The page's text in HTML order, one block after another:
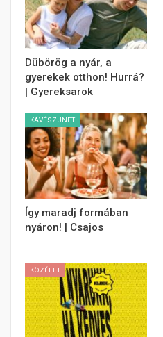
Dübörög a nyár, a
gyerekek otthon! Hurrá?
| Gyereksarok
KÁVÉSZÜNET
Így maradj formában
nyáron! | Csajos
KÖZÉLET